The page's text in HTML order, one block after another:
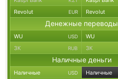
Revolut EUR Revolut
Денежные переводы
WU USD WU
ЗК RUB ЗК
Наличные деньги
Наличные USD Наличные